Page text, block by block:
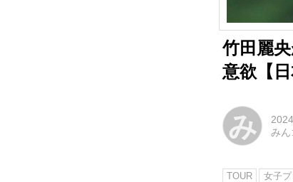
竹田麗
意欲【
み
みん
TOUR 女子